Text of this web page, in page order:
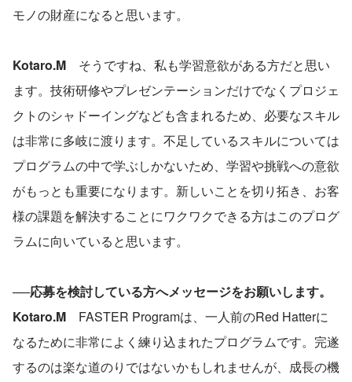
モノの財産になると思います。
Kotaro.M そうですね、私も学習意欲がある方だと思い
ます。技術研修やプレゼンテーションだけでなくプロジェ
クトのシャドーイングなども含まれるため、必要なスキル
は非常に多岐に渡ります。不足しているスキルについては
プログラムの中で学ぶしかないため、学習や挑戦への意欲
がもっとも重要になります。新しいことを切り拓き、お客
様の課題を解決することにワクワクできる方はこのプログ
ラムに向いていると思います。
──応募を検討している方へメッセージをお願いします。
Kotaro.M FASTER Programは、一人前のRed Hatterに
なるために非常によく練り込まれたプログラムです。完遂
するのは楽な道のりではないかもしれませんが、成長の機